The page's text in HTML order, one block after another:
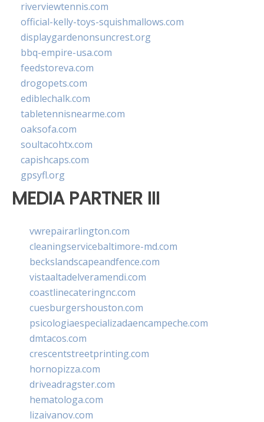
riverviewtennis.com
official-kelly-toys-squishmallows.com
displaygardenonsuncrest.org
bbq-empire-usa.com
feedstoreva.com
drogopets.com
ediblechalk.com
tabletennisnearme.com
oaksofa.com
soultacohtx.com
capishcaps.com
gpsyfl.org
MEDIA PARTNER III
vwrepairarlington.com
cleaningservicebaltimore-md.com
beckslandscapeandfence.com
vistaaltadelveramendi.com
coastlinecateringnc.com
cuesburgershouston.com
psicologiaespecializadaencampeche.com
dmtacos.com
crescentstreetprinting.com
hornopizza.com
driveadragster.com
hematologa.com
lizaivanov.com